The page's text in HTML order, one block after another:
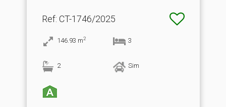
Ref: CT-1746/2025
146.93 m2 3
2 Sim